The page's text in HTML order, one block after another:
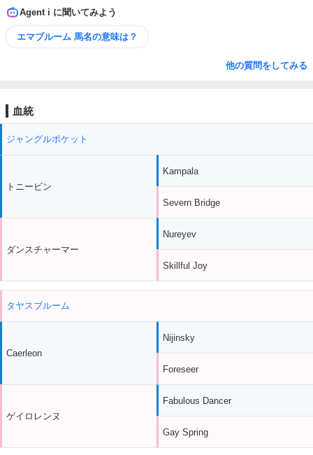
Agent i に聞いてみよう
エマブルーム 馬名の意味は？
他の質問をしてみる
血統
ジャングルポケット
トニービン
ダンスチャーマー
Kampala
Severn Bridge
Nureyev
Skillful Joy
タヤスブルーム
Caerleon
ゲイロレンヌ
Nijinsky
Foreseer
Fabulous Dancer
Gay Spring